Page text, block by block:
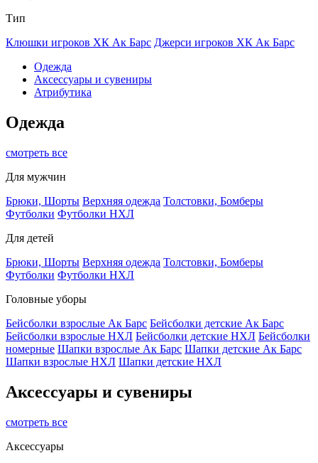
Тип
Клюшки игроков ХК Ак Барс Джерси игроков ХК Ак Барс
Одежда
Аксессуары и сувениры
Атрибутика
Одежда
смотреть все
Для мужчин
Брюки, Шорты Верхняя одежда Толстовки, Бомберы
Футболки Футболки НХЛ
Для детей
Брюки, Шорты Верхняя одежда Толстовки, Бомберы
Футболки Футболки НХЛ
Головные уборы
Бейсболки взрослые Ак Барс Бейсболки детские Ак Барс
Бейсболки взрослые НХЛ Бейсболки детские НХЛ Бейсболки
номерные Шапки взрослые Ак Барс Шапки детские Ак Барс
Шапки взрослые НХЛ Шапки детские НХЛ
Аксессуары и сувениры
смотреть все
Аксессуары